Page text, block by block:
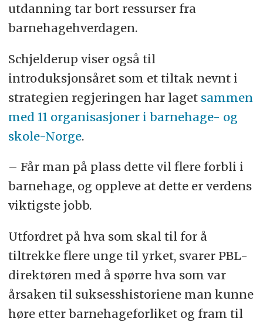
utdanning tar bort ressurser fra
barnehagehverdagen.
Schjelderup viser også til
introduksjonsåret som et tiltak nevnt i
strategien regjeringen har laget sammen
med 11 organisasjoner i barnehage- og
skole-Norge.
– Får man på plass dette vil flere forbli i
barnehage, og oppleve at dette er verdens
viktigste jobb.
Utfordret på hva som skal til for å
tiltrekke flere unge til yrket, svarer PBL-
direktøren med å spørre hva som var
årsaken til suksesshistoriene man kunne
høre etter barnehageforliket og fram til